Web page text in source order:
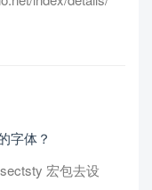
字体？
宏包去设